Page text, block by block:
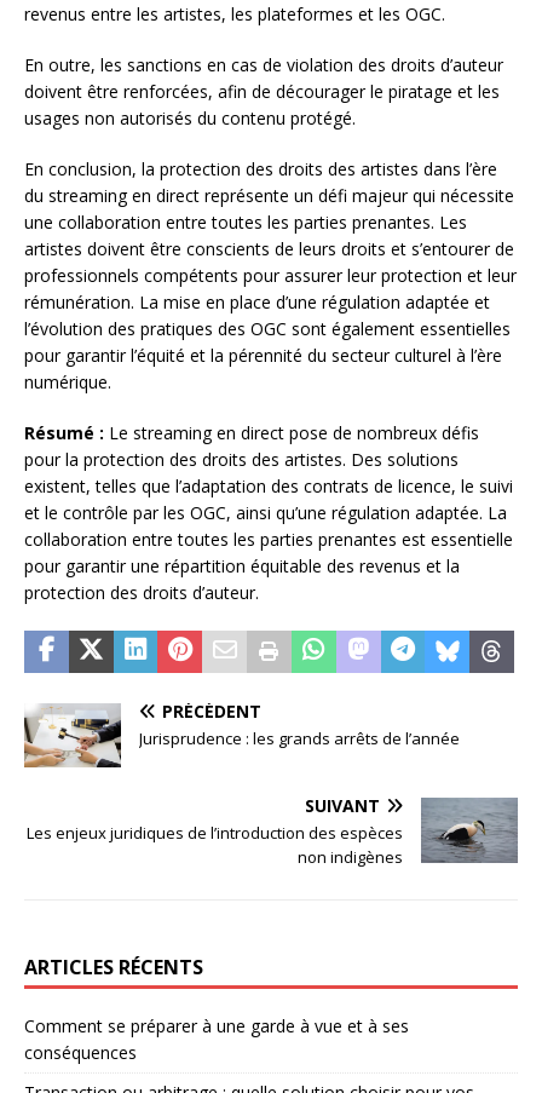
revenus entre les artistes, les plateformes et les OGC.
En outre, les sanctions en cas de violation des droits d’auteur
doivent être renforcées, afin de décourager le piratage et les
usages non autorisés du contenu protégé.
En conclusion, la protection des droits des artistes dans l’ère
du streaming en direct représente un défi majeur qui nécessite
une collaboration entre toutes les parties prenantes. Les
artistes doivent être conscients de leurs droits et s’entourer de
professionnels compétents pour assurer leur protection et leur
rémunération. La mise en place d’une régulation adaptée et
l’évolution des pratiques des OGC sont également essentielles
pour garantir l’équité et la pérennité du secteur culturel à l’ère
numérique.
Résumé : Le streaming en direct pose de nombreux défis
pour la protection des droits des artistes. Des solutions
existent, telles que l’adaptation des contrats de licence, le suivi
et le contrôle par les OGC, ainsi qu’une régulation adaptée. La
collaboration entre toutes les parties prenantes est essentielle
pour garantir une répartition équitable des revenus et la
protection des droits d’auteur.
PRÉCÉDENT
Jurisprudence : les grands arrêts de l’année
SUIVANT
Les enjeux juridiques de l’introduction des espèces
non indigènes
ARTICLES RÉCENTS
Comment se préparer à une garde à vue et à ses
conséquences